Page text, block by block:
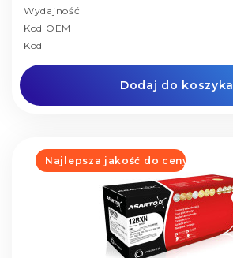
Wydajność
Kod OEM
Kod
Dodaj do koszyka
Najlepsza jakość do ceny